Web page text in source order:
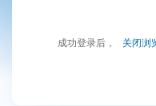
成功登录后，